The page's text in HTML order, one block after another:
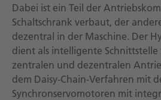
Dabei ist ein Teil der
Schaltschrank verbaut, der
dezentral in der Maschine. Der
dient als intelligente Schnittstelle
zentralen und dezentralen
dem Daisy-Chain-Verfahren mit
Synchronservomotoren mit